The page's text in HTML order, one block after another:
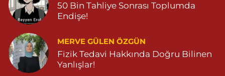
50 Bin Tahliye Sonrası Toplumda
Endişe!
MERVE GÜLEN ÖZGÜN
Fizik Tedavi Hakkında Doğru Bilinen
Yanlışlar!